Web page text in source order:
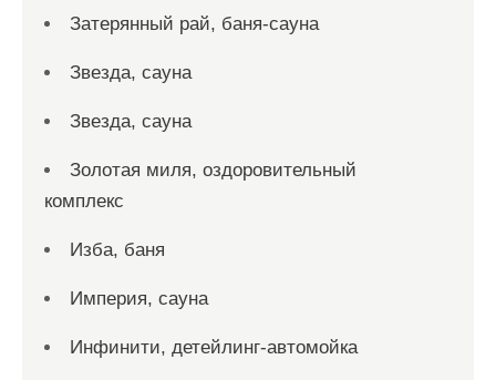
Затерянный рай, баня-сауна
Звезда, сауна
Звезда, сауна
Золотая миля, оздоровительный
комплекс
Изба, баня
Империя, сауна
Инфинити, детейлинг-автомойка